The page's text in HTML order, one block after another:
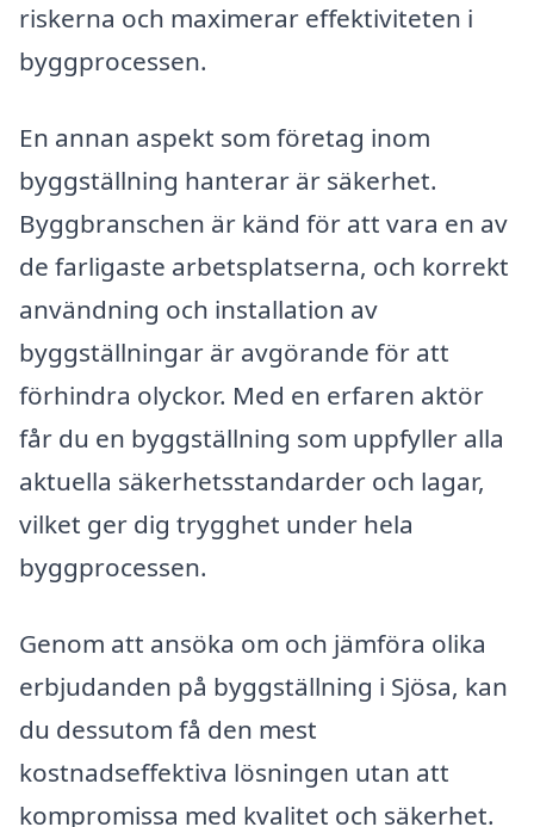
riskerna och maximerar effektiviteten i
byggprocessen.
En annan aspekt som företag inom
byggställning hanterar är säkerhet.
Byggbranschen är känd för att vara en av
de farligaste arbetsplatserna, och korrekt
användning och installation av
byggställningar är avgörande för att
förhindra olyckor. Med en erfaren aktör
får du en byggställning som uppfyller alla
aktuella säkerhetsstandarder och lagar,
vilket ger dig trygghet under hela
byggprocessen.
Genom att ansöka om och jämföra olika
erbjudanden på byggställning i Sjösa, kan
du dessutom få den mest
kostnadseffektiva lösningen utan att
kompromissa med kvalitet och säkerhet.